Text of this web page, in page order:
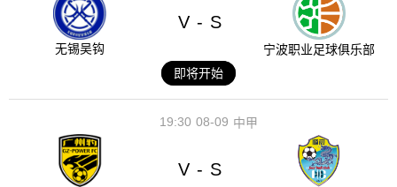
无锡吴钩
V - S
宁波职业足球俱乐部
即将开始
08-09
19:30 中甲
V - S